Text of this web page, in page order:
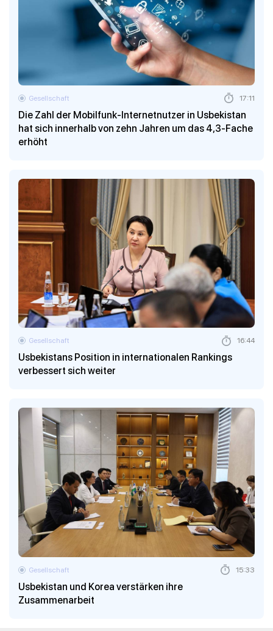
Die Zahl der Mobilfunk-Internetnutzer in Usbekistan
hat sich innerhalb von zehn Jahren um das 4,3-Fache
erhöht
Gesellschaft 17:11
Usbekistans Position in internationalen Rankings
verbessert sich weiter
Gesellschaft 16:44
Usbekistan und Korea verstärken ihre
Zusammenarbeit
Gesellschaft 15:33